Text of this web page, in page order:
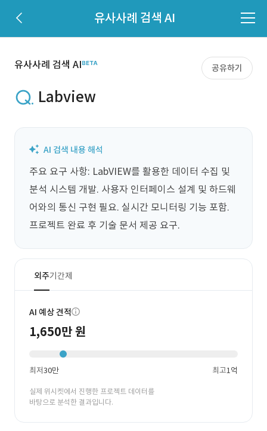
유사사례 검색 AI
유사사례 검색 AI 공유하기
Labview
주요 요구 사항: LabVIEW를 활용한 데이터 수집 및
분석 시스템 개발. 사용자 인터페이스 설계 및 하드웨
어와의 통신 구현 필요. 실시간 모니터링 기능 포함.
프로젝트 완료 후 기술 문서 제공 요구.
외주기간제
AI 예상 견적
1,650만 원
최저30만 최고1억
실제 위시켓에서 진행한 프로젝트 데이터를
바탕으로 분석한 결과입니다.